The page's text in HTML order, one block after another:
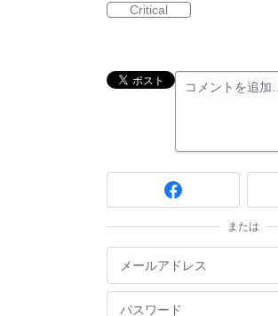
Critical
コメントを追加…
または